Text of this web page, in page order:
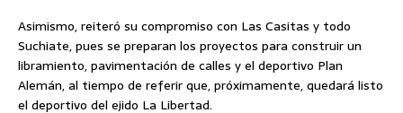
Asimismo, reiteró su compromiso con Las Casitas y todo
Suchiate, pues se preparan los proyectos para construir un
libramiento, pavimentación de calles y el deportivo Plan
Alemán, al tiempo de referir que, próximamente, quedará listo
el deportivo del ejido La Libertad.